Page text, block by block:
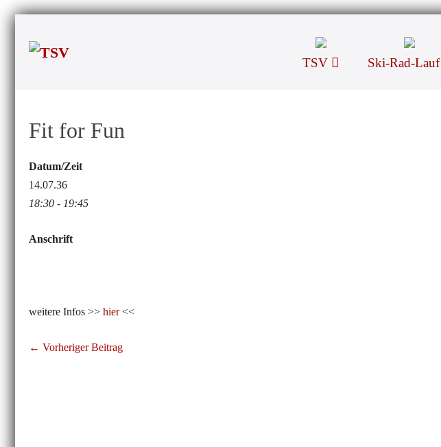
Zum
TSV Ski-Rad-Lauf
Fit for Fun
Datum/Zeit
14.07.36
18:30 - 19:45
Anschrift
weitere Infos >> hier<<
Beitragsnavigation
← Vorheriger Beitrag